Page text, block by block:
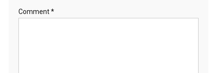
Comment*